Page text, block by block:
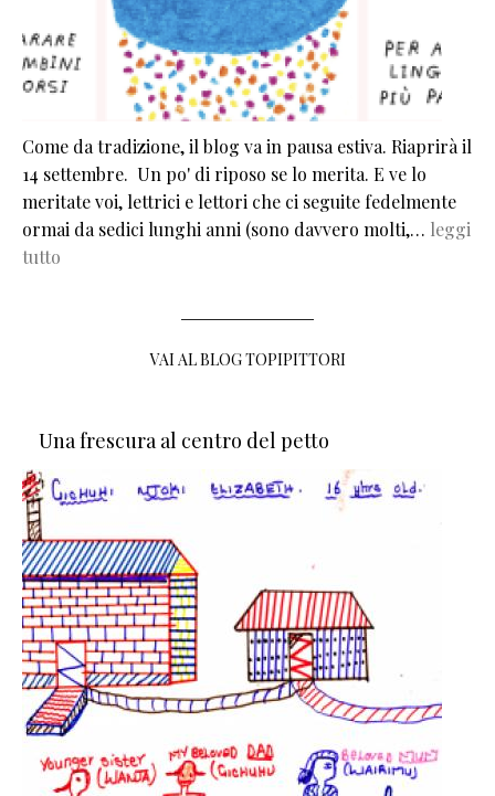
Come da tradizione, il blog va in pausa estiva. Riaprirà il
14 settembre. Un po' di riposo se lo merita. E ve lo
meritate voi, lettrici e lettori che ci seguite fedelmente
ormai da sedici lunghi anni (sono davvero molti,… leggi
tutto
VAI AL BLOG TOPIPITTORI
Una frescura al centro del petto